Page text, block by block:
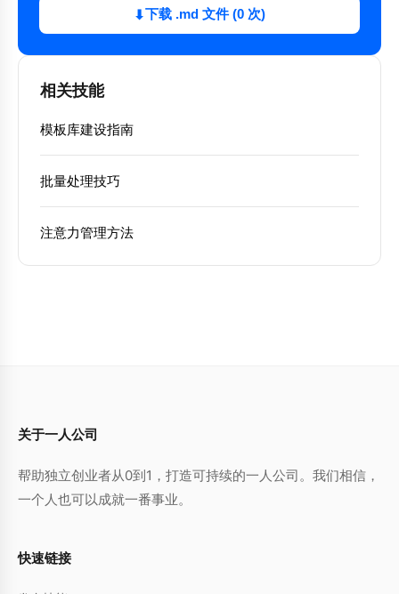
⬇下载 .md 文件 (0 次)
相关技能
模板库建设指南
批量处理技巧
注意力管理方法
关于一人公司
帮助独立创业者从0到1，打造可持续的一人公司。我们相信，
一个人也可以成就一番事业。
快速链接